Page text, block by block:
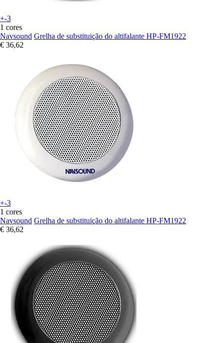
+-3
1 cores
Navsound Grelha de substituição do altifalante HP-FM1922
€ 36,62
+-3
1 cores
Navsound Grelha de substituição do altifalante HP-FM1922
€ 36,62